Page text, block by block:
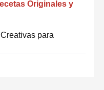
Originales y
para